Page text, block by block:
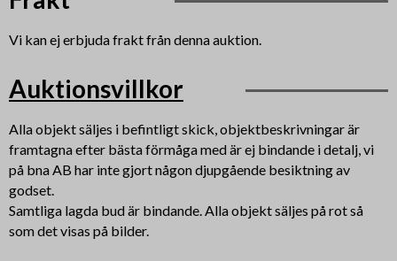
Vi kan ej erbjuda frakt från denna auktion.
Auktionsvillkor
Alla objekt säljes i befintligt skick, objektbeskrivningar är
framtagna efter bästa förmåga med är ej bindande i detalj, vi
på bna AB har inte gjort någon djupgående besiktning av
godset.
Samtliga lagda bud är bindande. Alla objekt säljes på rot så
som det visas på bilder.